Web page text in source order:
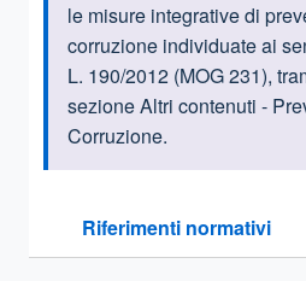
le misure integrative di
corruzione individuate ai
L. 190/2012 (MOG 231),
sezione Altri contenuti -
Corruzione.
Riferimenti normativi
Sezione compressa